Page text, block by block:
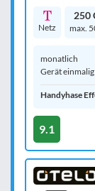
Netz
250
max.
monatlich
Gerät einmalig
Handyhase
9.1